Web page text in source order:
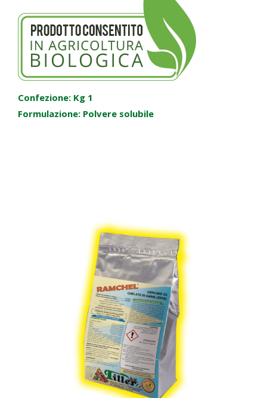
Confezione: Kg 1
Formulazione: Polvere solubile